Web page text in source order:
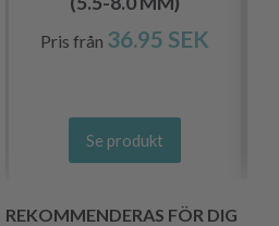
Pris från 36.95 SEK
Se produkt
REKOMMENDERAS FÖR DIG